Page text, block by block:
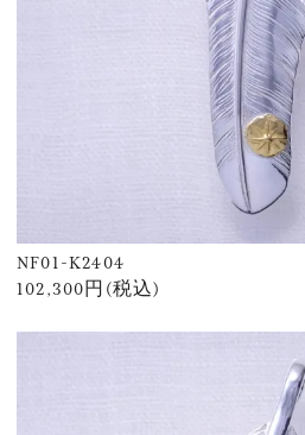
NF01-K2404
102,300円(税込)